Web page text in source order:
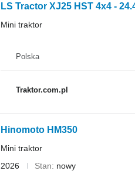
LS Tractor XJ25 HST 4x4 -
Mini traktor
Polska
Traktor.com.pl
Hinomoto HM350
Mini traktor
2026
Stan
nowy